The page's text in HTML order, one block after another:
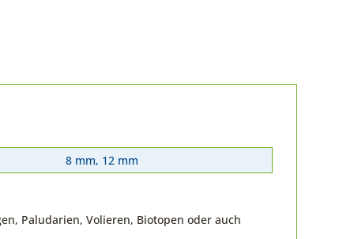
8 mm, 12 mm
Paludarien, Volieren, Biotopen oder auch